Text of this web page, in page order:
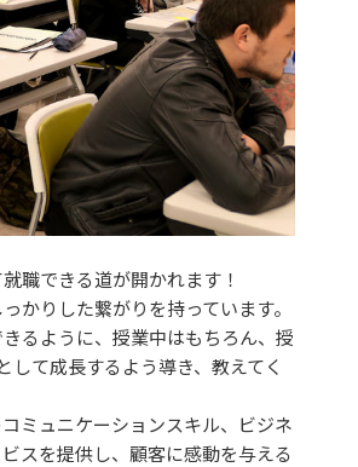
職できる道が開かれます！
かりした繋がりを持っています。
るように、授業中はもちろん、授
て成長するよう導き、教えてく
ミュニケーションスキル、ビジネ
スを提供し、顧客に感動を与える